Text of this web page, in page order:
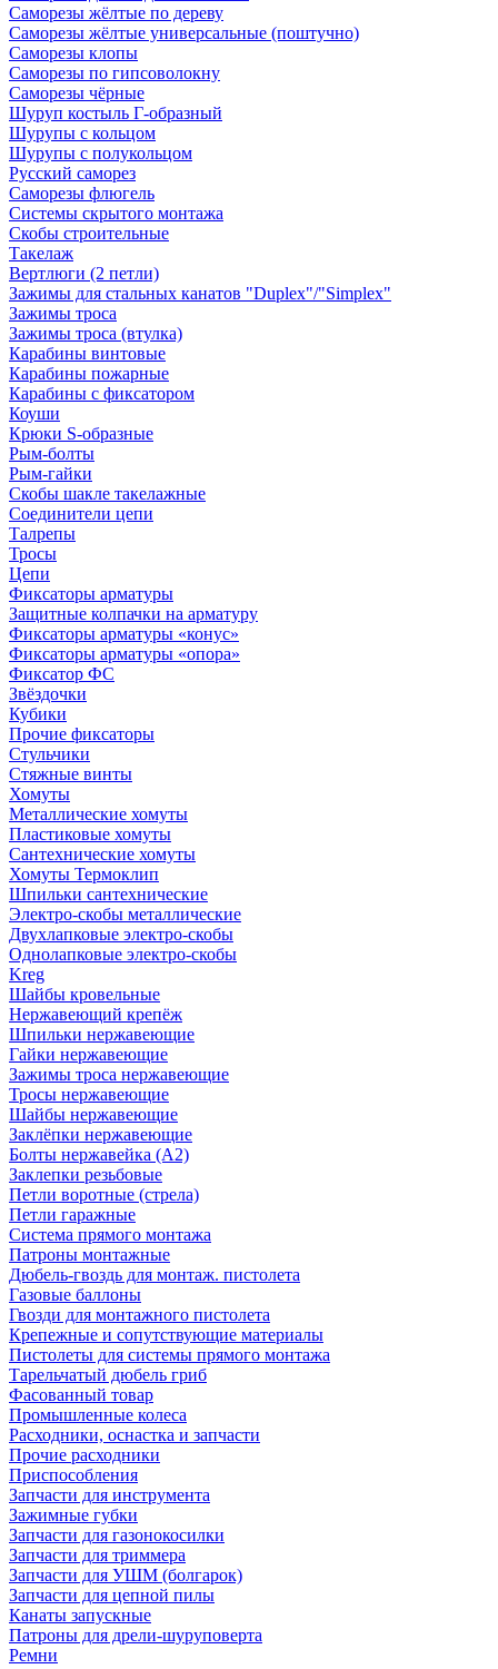
Саморезы жёлтые по дереву
Саморезы жёлтые универсальные (поштучно)
Саморезы клопы
Саморезы по гипсоволокну
Саморезы чёрные
Шуруп костыль Г-образный
Шурупы с кольцом
Шурупы с полукольцом
Русский саморез
Саморезы флюгель
Системы скрытого монтажа
Скобы строительные
Такелаж
Вертлюги (2 петли)
Зажимы для стальных канатов "Duplex"/"Simplex"
Зажимы троса
Зажимы троса (втулка)
Карабины винтовые
Карабины пожарные
Карабины с фиксатором
Коуши
Крюки S-образные
Рым-болты
Рым-гайки
Скобы шакле такелажные
Соединители цепи
Талрепы
Тросы
Цепи
Фиксаторы арматуры
Защитные колпачки на арматуру
Фиксаторы арматуры «конус»
Фиксаторы арматуры «опора»
Фиксатор ФС
Звёздочки
Кубики
Прочие фиксаторы
Стульчики
Стяжные винты
Хомуты
Металлические хомуты
Пластиковые хомуты
Сантехнические хомуты
Хомуты Термоклип
Шпильки сантехнические
Электро-скобы металлические
Двухлапковые электро-скобы
Однолапковые электро-скобы
Kreg
Шайбы кровельные
Нержавеющий крепёж
Шпильки нержавеющие
Гайки нержавеющие
Зажимы троса нержавеющие
Тросы нержавеющие
Шайбы нержавеющие
Заклёпки нержавеющие
Болты нержавейка (А2)
Заклепки резьбовые
Петли воротные (стрела)
Петли гаражные
Система прямого монтажа
Патроны монтажные
Дюбель-гвоздь для монтаж. пистолета
Газовые баллоны
Гвозди для монтажного пистолета
Крепежные и сопутствующие материалы
Пистолеты для системы прямого монтажа
Тарельчатый дюбель гриб
Фасованный товар
Промышленные колеса
Расходники, оснастка и запчасти
Прочие расходники
Приспособления
Запчасти для инструмента
Зажимные губки
Запчасти для газонокосилки
Запчасти для триммера
Запчасти для УШМ (болгарок)
Запчасти для цепной пилы
Канаты запускные
Патроны для дрели-шуруповерта
Ремни